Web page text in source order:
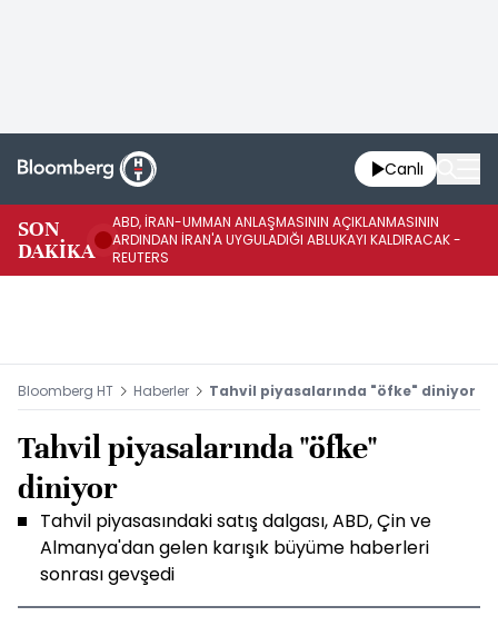
Canlı
SON
DAKİKA
ABD, İRAN-UMMAN ANLAŞMASININ AÇIKLANMASININ
ARDINDAN İRAN'A UYGULADIĞI ABLUKAYI KALDIRACAK -
REUTERS
Bloomberg HT Haberler Tahvil piyasalarında "öfke" diniyor
Tahvil piyasalarında "öfke"
diniyor
Tahvil piyasasındaki satış dalgası, ABD, Çin ve
Almanya'dan gelen karışık büyüme haberleri
sonrası gevşedi